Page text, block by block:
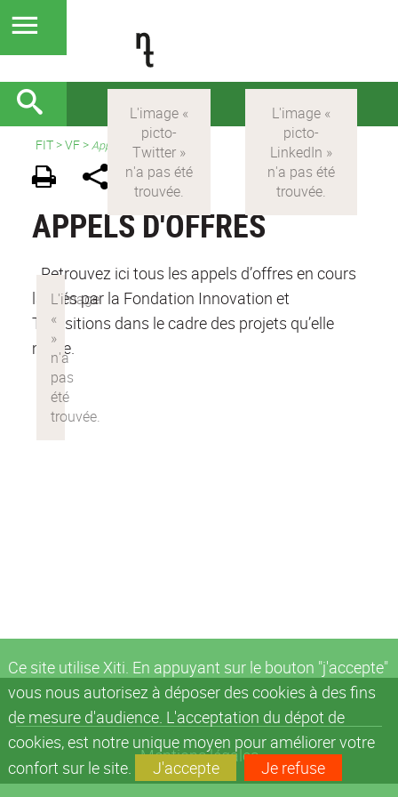
Ce site utilise Xiti. En appuyant sur le bouton "j'accepte"
vous nous autorisez à déposer des cookies à des fins
de mesure d'audience. L'acceptation du dépot de
cookies, est notre unique moyen pour améliorer votre
confort sur le site.
J'accepte Je refuse
FIT>VF>Appels d'offres
APPELS D'OFFRES
Retrouvez ici tous les appels d’offres en cours
lancés par la Fondation Innovation et
Transitions dans le cadre des projets qu’elle
mène.
Mentions légales